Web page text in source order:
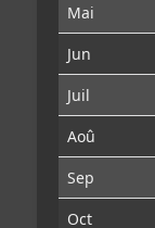
Mai
Jun
Juil
Aoû
Sep
Oct